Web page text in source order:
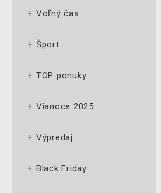
+ Voľný čas
+ Šport
+ TOP ponuky
+ Vianoce 2025
+ Výpredaj
+ Black Friday